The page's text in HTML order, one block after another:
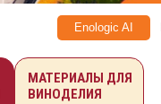
Enologic AI
МАТЕРИАЛЫ ДЛЯ
ВИНОДЕЛИЯ